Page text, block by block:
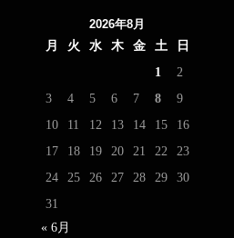
2026年8月
月
火 水 木 金 土
日
1
2
3
4 5 6 7 8
9
10
11 12 13 14 15
16
17
18 19 20 21 22
23
24
25 26 27 28 29
30
31
« 6月